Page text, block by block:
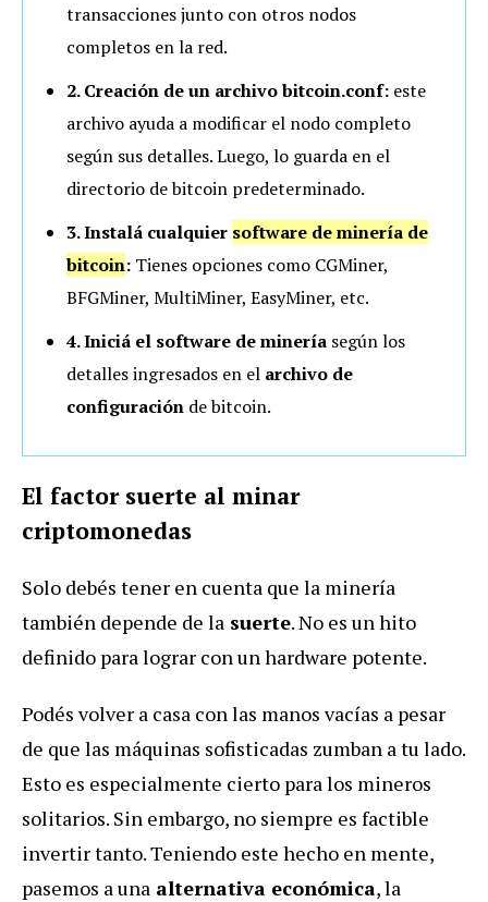
transacciones junto con otros nodos
completos en la red.
2. Creación de un archivo bitcoin.conf: este
archivo ayuda a modificar el nodo completo
según sus detalles. Luego, lo guarda en el
directorio de bitcoin predeterminado.
3. Instalá cualquier software de minería de
bitcoin: Tienes opciones como CGMiner,
BFGMiner, MultiMiner, EasyMiner, etc.
4. Iniciá el software de minería según los
detalles ingresados en el archivo de
configuración de bitcoin.
El factor suerte al minar
criptomonedas
Solo debés tener en cuenta que la minería
también depende de la suerte. No es un hito
definido para lograr con un hardware potente.
Podés volver a casa con las manos vacías a pesar
de que las máquinas sofisticadas zumban a tu lado.
Esto es especialmente cierto para los mineros
solitarios. Sin embargo, no siempre es factible
invertir tanto. Teniendo este hecho en mente,
pasemos a una alternativa económica, la